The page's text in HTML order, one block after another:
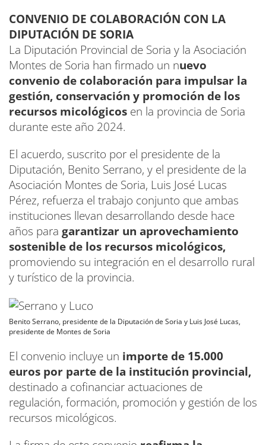
CONVENIO DE COLABORACIÓN CON LA
DIPUTACIÓN DE SORIA
La Diputación Provincial de Soria y la Asociación
Montes de Soria han firmado un nuevo
convenio de colaboración para impulsar la
gestión, conservación y promoción de los
recursos micológicos en la provincia de Soria
durante este año 2024.
El acuerdo, suscrito por el presidente de la
Diputación, Benito Serrano, y el presidente de la
Asociación Montes de Soria, Luis José Lucas
Pérez, refuerza el trabajo conjunto que ambas
instituciones llevan desarrollando desde hace
años para garantizar un aprovechamiento
sostenible de los recursos micológicos,
promoviendo su integración en el desarrollo rural
y turístico de la provincia.
Benito Serrano, presidente de la Diputación de Soria y Luis José Lucas,
presidente de Montes de Soria
El convenio incluye un importe de 15.000
euros por parte de la institución provincial,
destinado a cofinanciar actuaciones de
regulación, formación, promoción y gestión de los
recursos micológicos.